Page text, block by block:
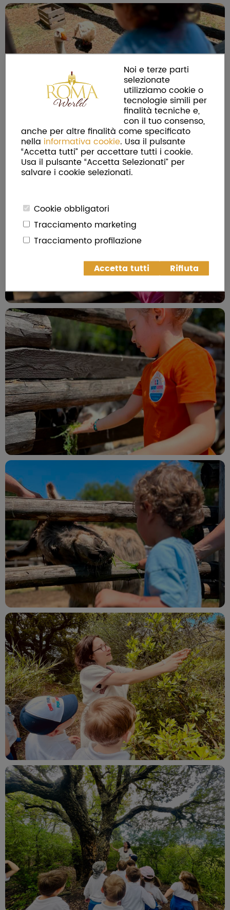
Noi e terze parti
selezionate
utilizziamo cookie o
tecnologie simili per
finalità tecniche e,
con il tuo consenso,
anche per altre finalità come specificato
nella informativa cookie. Usa il pulsante
“Accetta tutti” per accettare tutti i cookie.
Usa il pulsante “Accetta Selezionati” per
salvare i cookie selezionati.
Cookie obbligatori
Tracciamento marketing
Tracciamento profilazione
Accetta tutti Rifiuta